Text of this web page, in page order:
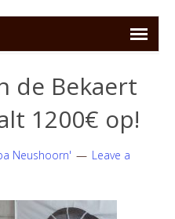
de Bekaert
1200€ op!
Neushoorn'
Leave a